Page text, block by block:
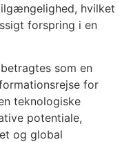
hvilket
forspring i en
som en
for
teknologiske
potentiale,
og global